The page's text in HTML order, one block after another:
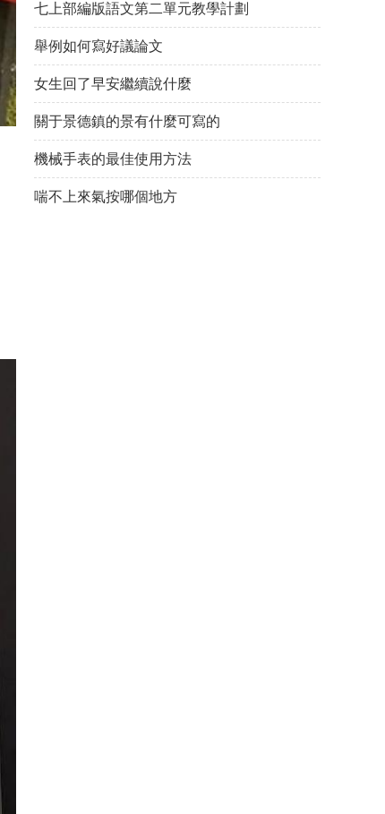
七上部編版語文第二單元教學計劃
舉例如何寫好議論文
女生回了早安繼續說什麼
關于景德鎮的景有什麼可寫的
機械手表的最佳使用方法
喘不上來氣按哪個地方